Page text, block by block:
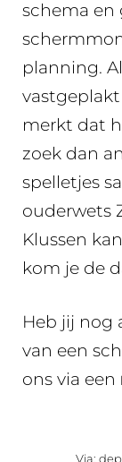
schema en
planning.
merkt dat
zoek dan
spelletjes
ouderwets
Klussen
kom je de
Heb jij nog
van een
ons via een
Via: